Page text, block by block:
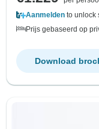
Aanmelden to unlock
Prijs gebaseerd op
Download